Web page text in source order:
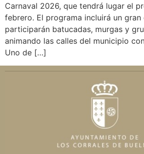
Carnaval 2026, que tendrá lugar el
febrero. El programa incluirá un gran
participarán batucadas, murgas y
animando las calles del municipio
Uno de […]